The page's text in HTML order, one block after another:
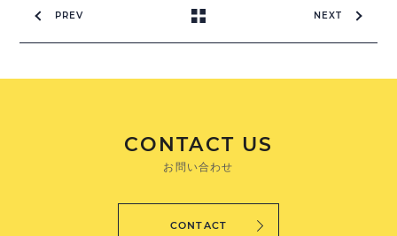
PREV NEXT
CONTACT US
お問い合わせ
CONTACT